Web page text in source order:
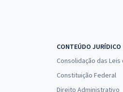
CONTEÚDO JURÍDICO
Consolidação das Leis
Constituição Federal
Direito Administrativo